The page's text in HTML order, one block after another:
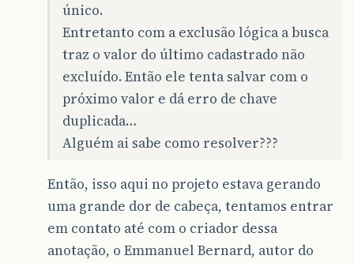
único.
Entretanto com a exclusão lógica a busca
traz o valor do último cadastrado não
excluído. Então ele tenta salvar com o
próximo valor e dá erro de chave
duplicada…
Alguém ai sabe como resolver???
Então, isso aqui no projeto estava gerando
uma grande dor de cabeça, tentamos entrar
em contato até com o criador dessa
anotação, o Emmanuel Bernard, autor do